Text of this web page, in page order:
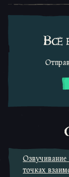
Всё
Озвучивание
точках